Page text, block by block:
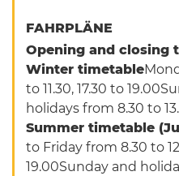
FAHRPLÄNE
Opening and closing
Winter timetable
to 11.30, 17.30 to
holidays from 8.30 to
Summer timetable
to Friday from 8.30 to
19.00Sunday and